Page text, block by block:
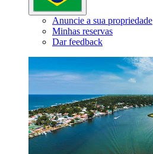
Anuncie a sua propriedade
Minhas reservas
Dar feedback